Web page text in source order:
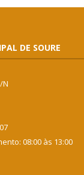
DE SOURE
N
08:00 às 13:00